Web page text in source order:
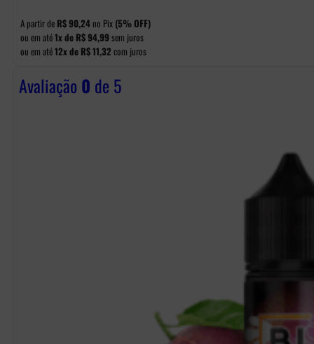
A partir de R$90,24 no Pix (5% OFF)
ou em até1x de R$94,99 sem juros
ou em até12x de R$11,32 com juros
Avaliação 0 de 5